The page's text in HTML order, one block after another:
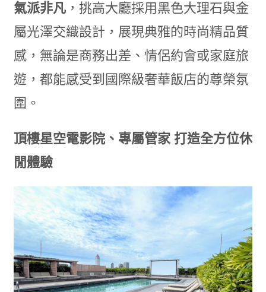
氣派非凡，挑高大廳採用黑色大理石與金
屬光澤交織設計，展現典雅的時尚精品質
感，無論是商務出差、情侶約會或家庭旅
遊，都能感受到國際級奢華飯店的尊榮氛
圍。
頂樓星空電影院、專屬管家 打造全方位休
閒體驗